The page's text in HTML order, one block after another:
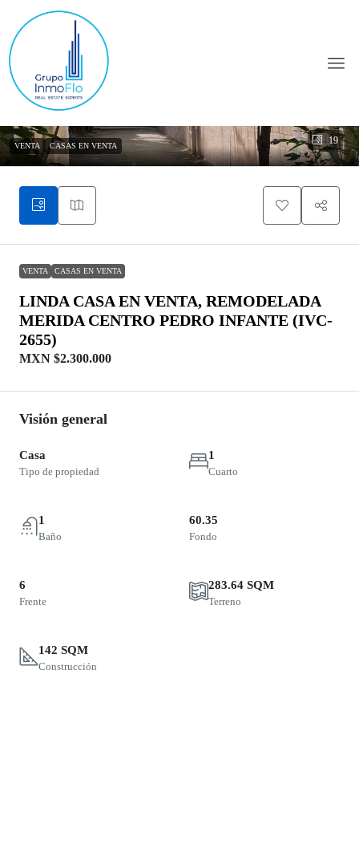
19
VENTA CASAS EN VENTA
VENTA CASAS EN VENTA
LINDA CASA EN VENTA, REMODELADA
MERIDA CENTRO PEDRO INFANTE (IVC-
2655)
MXN $2.300.000
Visión general
Casa
Tipo de propiedad
1
Cuarto
1
Baño
60.35
Fondo
6
Frente
283.64 SQM
Terreno
142 SQM
Construcción